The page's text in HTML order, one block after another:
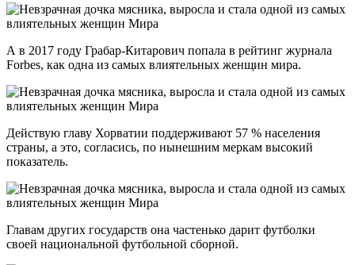
А в 2017 году Грабар-Китарович попала в рейтинг журнала
Forbes, как одна из самых влиятельных женщин мира.
Действую главу Хорватии поддерживают 57 % населения
страны, а это, согласись, по нынешним меркам высокий
показатель.
Главам других государств она частенько дарит футболки
своей национальной футбольной сборной.